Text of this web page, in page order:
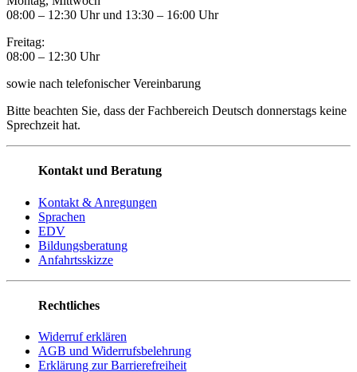
08:00 – 12:30 Uhr und 13:30 – 16:00 Uhr
Freitag:
08:00 – 12:30 Uhr
sowie nach telefonischer Vereinbarung
Bitte beachten Sie, dass der Fachbereich Deutsch donnerstags keine
Sprechzeit hat.
Kontakt und Beratung
Kontakt & Anregungen
Sprachen
EDV
Bildungsberatung
Anfahrtsskizze
Rechtliches
Widerruf erklären
AGB und Widerrufsbelehrung
Erklärung zur Barrierefreiheit